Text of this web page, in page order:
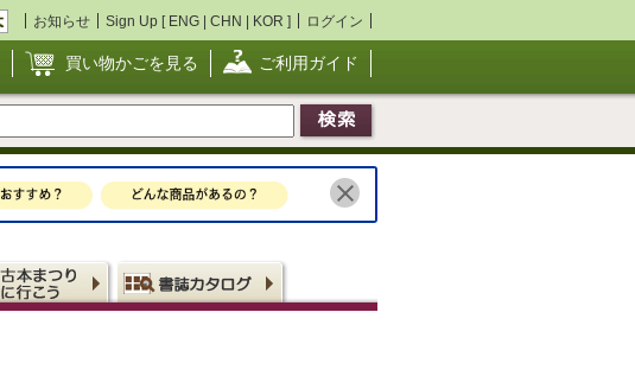
お知らせ Sign Up [ ENG | CHN | KOR ] ログイン
買い物かごを見る ご利用ガイド